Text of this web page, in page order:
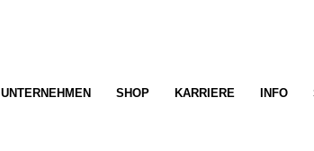
UNTERNEHMEN SHOP KARRIERE INFO